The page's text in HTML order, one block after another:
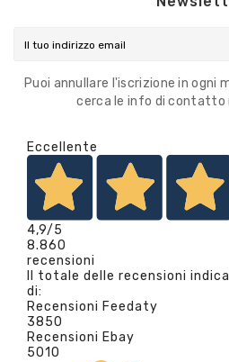
Puoi annullare l'iscrizione in ogni
cerca le info di contatto
Eccellente
4,9/5
8.860
recensioni
Il totale delle recensioni
di:
Recensioni Feedaty
3850
Recensioni Ebay
5010